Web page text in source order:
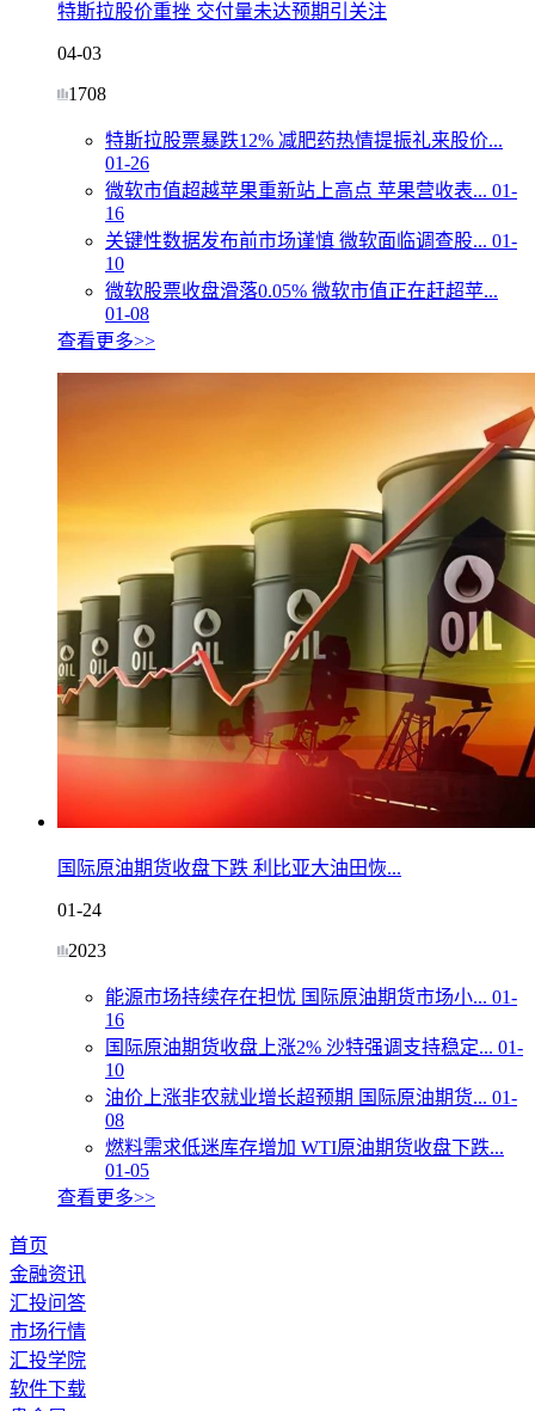
特斯拉股价重挫 交付量未达预期引关注
04-03
1708
特斯拉股票暴跌12% 减肥药热情提振礼来股价...
01-26
微软市值超越苹果重新站上高点 苹果营收表... 01-
16
关键性数据发布前市场谨慎 微软面临调查股... 01-
10
微软股票收盘滑落0.05% 微软市值正在赶超苹...
01-08
查看更多>>
国际原油期货收盘下跌 利比亚大油田恢...
01-24
2023
能源市场持续存在担忧 国际原油期货市场小... 01-
16
国际原油期货收盘上涨2% 沙特强调支持稳定... 01-
10
油价上涨非农就业增长超预期 国际原油期货... 01-
08
燃料需求低迷库存增加 WTI原油期货收盘下跌...
01-05
查看更多>>
首页
金融资讯
汇投问答
市场行情
汇投学院
软件下载